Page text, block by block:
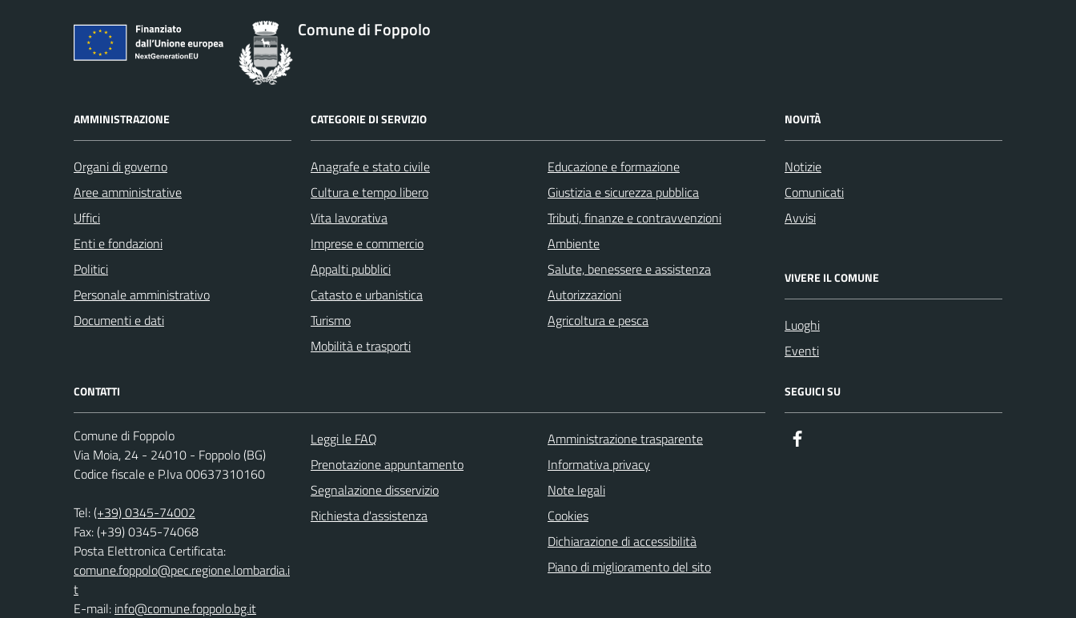
Comune di Foppolo
AMMINISTRAZIONE
Organi di governo
Aree amministrative
Uffici
Enti e fondazioni
Politici
Personale amministrativo
Documenti e dati
CATEGORIE DI SERVIZIO
Anagrafe e stato civile
Cultura e tempo libero
Vita lavorativa
Imprese e commercio
Appalti pubblici
Catasto e urbanistica
Turismo
Mobilità e trasporti
Educazione e formazione
Giustizia e sicurezza pubblica
Tributi, finanze e contravvenzioni
Ambiente
Salute, benessere e assistenza
Autorizzazioni
Agricoltura e pesca
NOVITÀ
Notizie
Comunicati
Avvisi
VIVERE IL COMUNE
Luoghi
Eventi
CONTATTI
Comune di Foppolo
Via Moia, 24 - 24010 - Foppolo (BG)
Codice fiscale e P.Iva 00637310160
Tel:(+39) 0345-74002
Fax: (+39) 0345-74068
Posta Elettronica Certificata:
comune.foppolo@pec.regione.lombardia.i
t
E-mail: info@comune.foppolo.bg.it
Leggi le FAQ
Prenotazione appuntamento
Segnalazione disservizio
Richiesta d'assistenza
Amministrazione trasparente
Informativa privacy
Note legali
Cookies
Dichiarazione di accessibilità
Piano di miglioramento del sito
SEGUICI SU